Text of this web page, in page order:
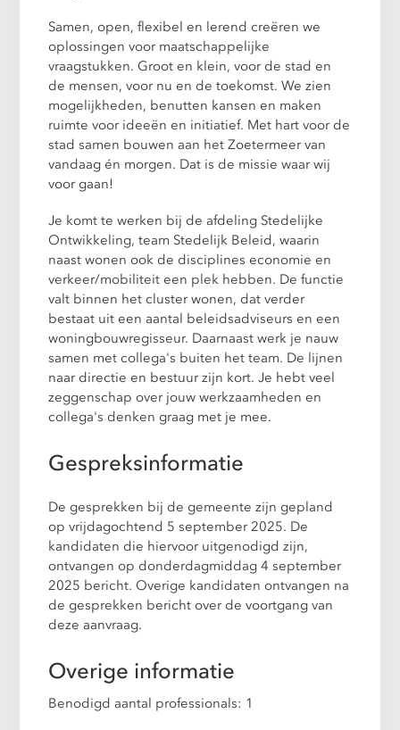
Samen, open, flexibel en lerend creëren we
oplossingen voor maatschappelijke
vraagstukken. Groot en klein, voor de stad en
de mensen, voor nu en de toekomst. We zien
mogelijkheden, benutten kansen en maken
ruimte voor ideeën en initiatief. Met hart voor de
stad samen bouwen aan het Zoetermeer van
vandaag én morgen. Dat is de missie waar wij
voor gaan!
Je komt te werken bij de afdeling Stedelijke
Ontwikkeling, team Stedelijk Beleid, waarin
naast wonen ook de disciplines economie en
verkeer/mobiliteit een plek hebben. De functie
valt binnen het cluster wonen, dat verder
bestaat uit een aantal beleidsadviseurs en een
woningbouwregisseur. Daarnaast werk je nauw
samen met collega's buiten het team. De lijnen
naar directie en bestuur zijn kort. Je hebt veel
zeggenschap over jouw werkzaamheden en
collega's denken graag met je mee.
Gespreksinformatie
De gesprekken bij de gemeente zijn gepland
op vrijdagochtend 5 september 2025. De
kandidaten die hiervoor uitgenodigd zijn,
ontvangen op donderdagmiddag 4 september
2025 bericht. Overige kandidaten ontvangen na
de gesprekken bericht over de voortgang van
deze aanvraag.
Overige informatie
Benodigd aantal professionals: 1